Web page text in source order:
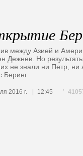
между Азией и
Дежнев. Но
не знали ни Петр, ни
Беринг
2016 г. 12:45